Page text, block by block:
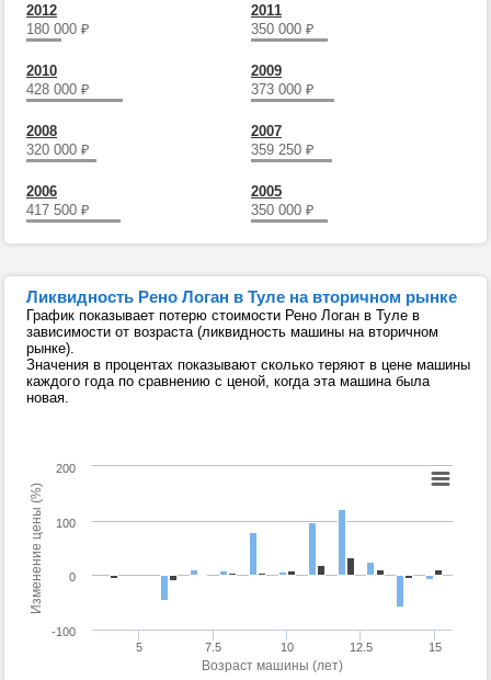
2012
180 000 ₽
2011
350 000 ₽
2010
428 000 ₽
2009
373 000 ₽
2008
320 000 ₽
2007
359 250 ₽
2006
417 500 ₽
2005
350 000 ₽
Ликвидность Рено Логан в Туле на вторичном рынке
График показывает потерю стоимости Рено Логан в Туле в
зависимости от возраста (ликвидность машины на вторичном
рынке).
Значения в процентах показывают сколько теряют в цене машины
каждого года по сравнению с ценой, когда эта машина была
новая.
Возраст машины (лет)
Изменение цены (%)
5 7.5 10 12.5 15
-100
0
100
200